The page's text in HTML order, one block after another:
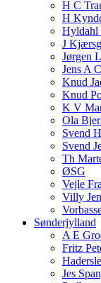
H C
H
Hyldahl
J
Jørgen
Jens A
Knud
Knud
K V
Ola
Svend
Svend
Th
ØSG
Vejle
Villy
Sønderjylland
A E
Fritz
Jes